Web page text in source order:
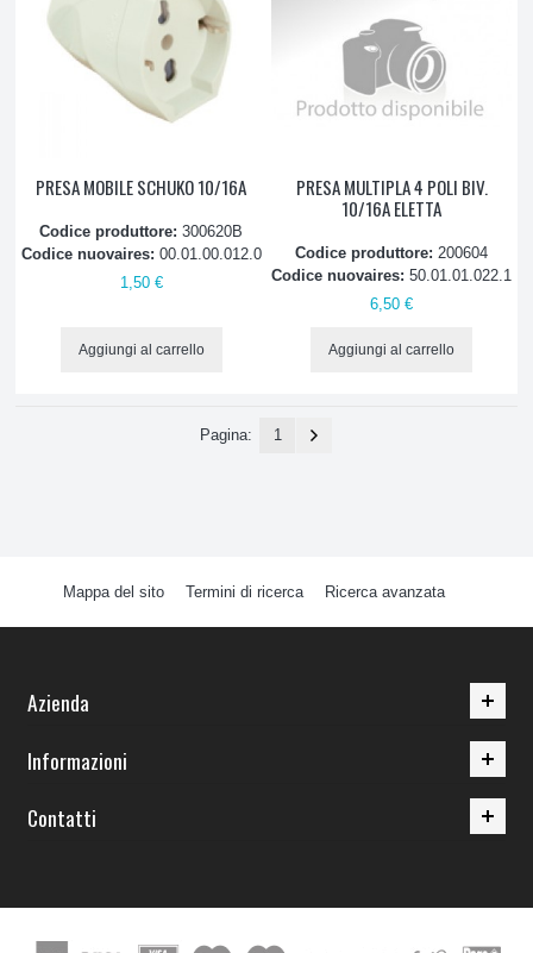
PRESA MOBILE SCHUKO 10/16A
Codice produttore:300620B
Codice nuovaires: 00.01.00.012.0
1,50 €
Aggiungi al carrello
PRESA MULTIPLA 4 POLI BIV.
10/16A ELETTA
Codice produttore: 200604
Codice nuovaires:50.01.01.022.1
6,50 €
Aggiungi al carrello
Pagina: 1
Mappa del sito Termini di ricerca Ricerca avanzata
Azienda
Informazioni
Contatti